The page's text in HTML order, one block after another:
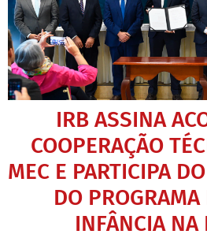
IRB ASSINA
COOPERAÇÃO
MEC E PARTICIPA
DO
INFÂNCIA NA